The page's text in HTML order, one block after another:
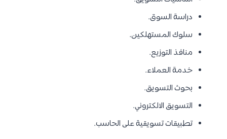
دراسة السوق.
سلوك المستهلكين.
منافذ التوزيع.
خدمة العملاء.
بحوث التسويق.
التسويق الالكتروني.
تطبيقات تسويقية على الحاسب.